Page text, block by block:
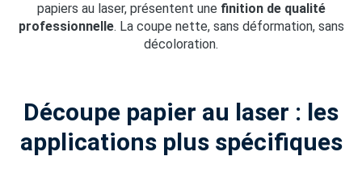
papiers au laser, présentent une finition de qualité
professionnelle. La coupe nette, sans déformation, sans
décoloration.
Découpe papier au laser : les
applications plus spécifiques